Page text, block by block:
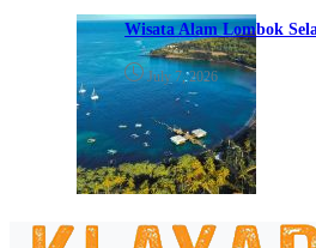
Wisata Alam Lombok
July 7, 2026